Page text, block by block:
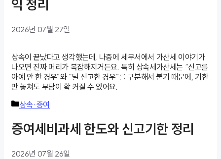
익 정리
2026년 07월 27일
상속이 끝났다고 생각했는데, 나중에 세무서에서 가산세 이야기가
나오면 진짜 머리가 복잡해지거든요. 특히 상속세가산세는 “신고를
아예 안 한 경우”와 “덜 신고한 경우”를 구분해서 붙기 때문에, 기한
만 놓쳐도 부담이 확 커질 수 있어요.
카
고
리
상속·증여
증여세비과세 한도와 신고기한 정리
2026년 07월 26일